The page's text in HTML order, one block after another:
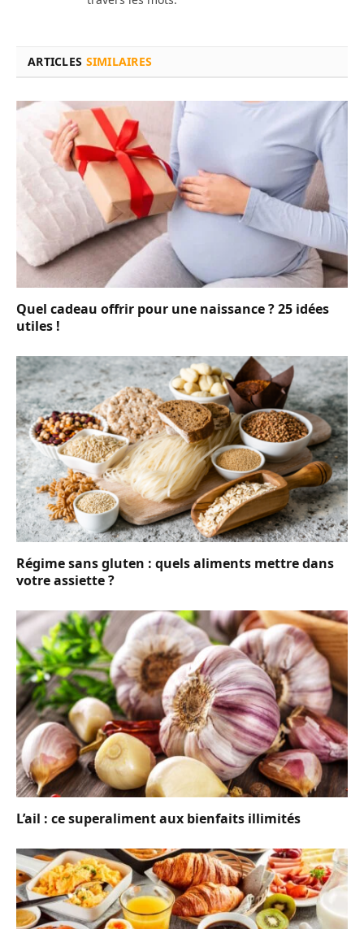
ARTICLES SIMILAIRES
Quel cadeau offrir pour une naissance ? 25 idées
utiles !
Régime sans gluten : quels aliments mettre dans
votre assiette ?
L’ail : ce superaliment aux bienfaits illimités